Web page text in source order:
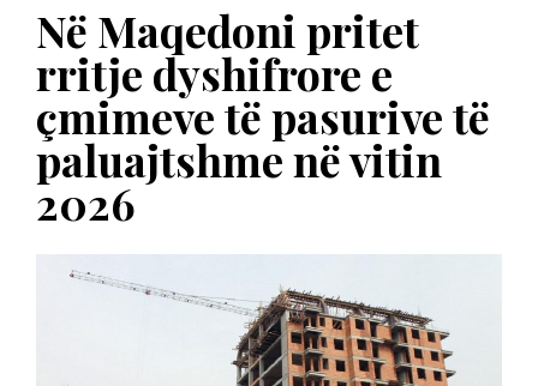
Në Maqedoni pritet
rritje dyshifrore e
çmimeve të pasurive të
paluajtshme në vitin
2026